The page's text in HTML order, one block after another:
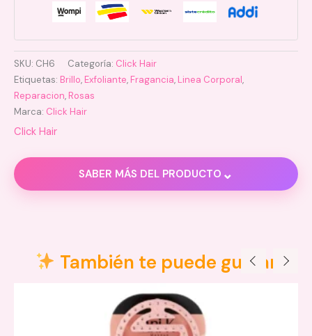
SKU: CH6 Categoría: Click Hair
Etiquetas: Brillo, Exfoliante, Fragancia, Linea Corporal,
Reparacion, Rosas
Marca: Click Hair
Click Hair
SABER MÁS DEL PRODUCTO ⌄
Dimensiones 4 × 4 × 17 cm
También te puede gustar